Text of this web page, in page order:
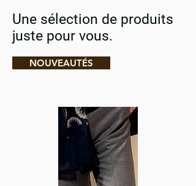
Une sélection de produits
juste pour vous.
NOUVEAUTÉS